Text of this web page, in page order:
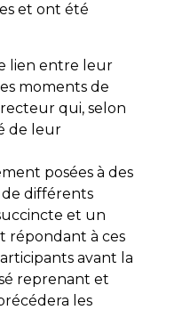
et ont été
lien entre leur
moments de
qui, selon
de leur
posées à des
différents
et un
répondant à ces
avant la
reprenant et
les